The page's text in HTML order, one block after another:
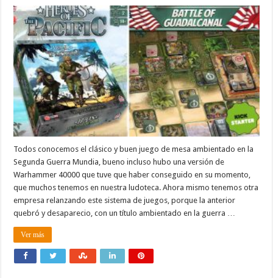
Todos conocemos el clásico y buen juego de mesa ambientado en la
Segunda Guerra Mundia, bueno incluso hubo una versión de
Warhammer 40000 que tuve que haber conseguido en su momento,
que muchos tenemos en nuestra ludoteca. Ahora mismo tenemos otra
empresa relanzando este sistema de juegos, porque la anterior
quebró y desaparecio, con un título ambientado en la guerra …
Ver más